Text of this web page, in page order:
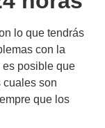
lo que tendrás
con la
es posible que
cuales son
que los